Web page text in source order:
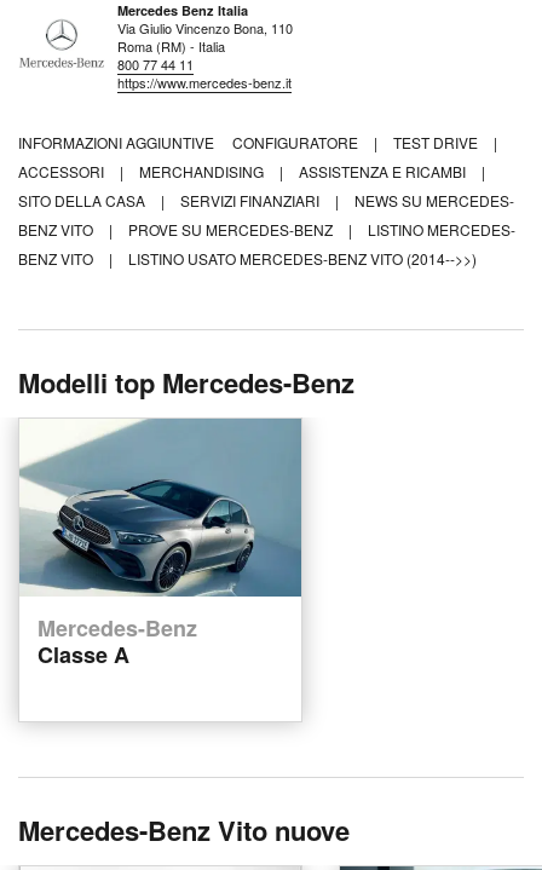
Mercedes Benz Italia
Via Giulio Vincenzo Bona, 110
Roma (RM) - Italia
800 77 44 11
https://www.mercedes-benz.it
INFORMAZIONI AGGIUNTIVE CONFIGURATORE | TEST DRIVE
|
ACCESSORI
| MERCHANDISING | ASSISTENZA E RICAMBI
|
SITO DELLA CASA
| SERVIZI FINANZIARI |
NEWS SU MERCEDES-
BENZ VITO
| PROVE SU MERCEDES-BENZ |
LISTINO MERCEDES-
BENZ VITO
| LISTINO USATO MERCEDES-BENZ VITO (2014-->>)
Modelli top Mercedes-Benz
Mercedes-Benz
Classe A
Mercedes-Benz Vito nuove